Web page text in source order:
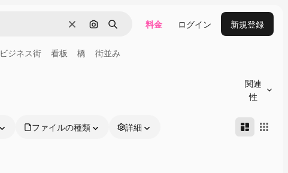
消去 画像で検索
検索 料金 ログイン 新規登録
ビジネス街 看板 橋 街並み
関連
性
ファイルの種類 詳細